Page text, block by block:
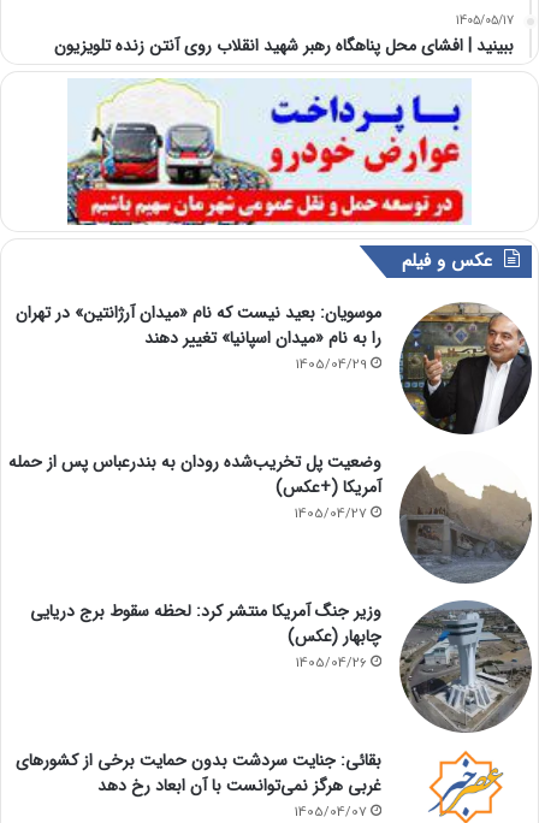
1405/05/17
ببینید | افشای محل پناهگاه‌ رهبر شهید انقلاب روی آنتن زنده تلویزیون
عکس و فیلم
موسویان: بعید نیست که نام «میدان آرژانتین» در تهران
را به نام «میدان اسپانیا» تغییر دهند
1405/04/29
وضعیت پل تخریب‌شده رودان به بندرعباس پس از حمله
آمریکا (+عکس)
1405/04/27
وزیر جنگ آمریکا منتشر کرد: لحظه سقوط برج دریایی
چابهار (عکس)
1405/04/26
بقائی: جنایت سردشت بدون حمایت برخی از کشورهای
غربی هرگز نمی‌توانست با آن ابعاد رخ دهد
1405/04/07